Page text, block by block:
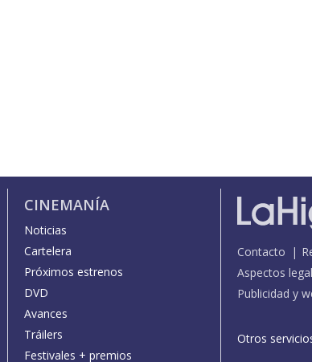
CINEMANÍA
Noticias
Cartelera
Próximos estrenos
DVD
Avances
Tráilers
Festivales + premios
Contacto
Aspectos
Publicidad y
Otros